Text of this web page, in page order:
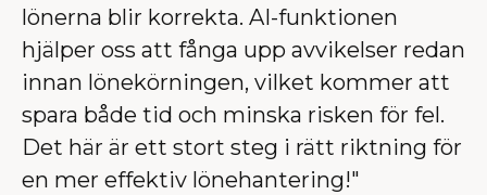
lönerna blir korrekta. AI-funktionen
hjälper oss att fånga upp avvikelser redan
innan lönekörningen, vilket kommer att
spara både tid och minska risken för fel.
Det här är ett stort steg i rätt riktning för
en mer effektiv lönehantering!"